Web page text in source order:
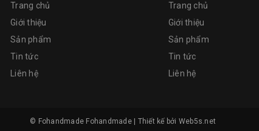
Trang chủ
Giới thiệu
Sản phẩm
Tin tức
Liên hệ
Trang chủ
Giới thiệu
Sản phẩm
Tin tức
Liên hệ
© Fohandmade Fohandmade Thiết kế bởi Web5s.net